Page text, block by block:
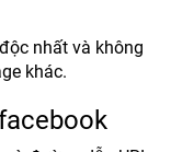
nhất và không
khác.